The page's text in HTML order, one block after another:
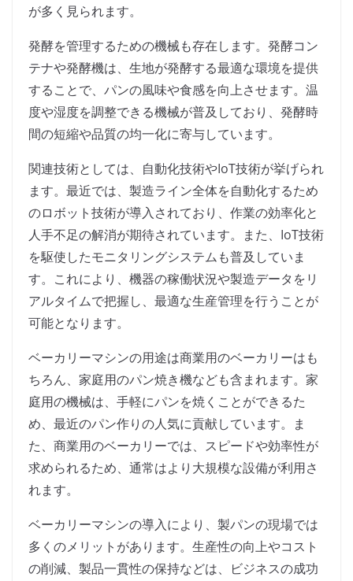
が多く見られます。
発酵を管理するための機械も存在します。発酵コン
テナや発酵機は、生地が発酵する最適な環境を提供
することで、パンの風味や食感を向上させます。温
度や湿度を調整できる機械が普及しており、発酵時
間の短縮や品質の均一化に寄与しています。
関連技術としては、自動化技術やIoT技術が挙げられ
ます。最近では、製造ライン全体を自動化するため
のロボット技術が導入されており、作業の効率化と
人手不足の解消が期待されています。また、IoT技術
を駆使したモニタリングシステムも普及していま
す。これにより、機器の稼働状況や製造データをリ
アルタイムで把握し、最適な生産管理を行うことが
可能となります。
ベーカリーマシンの用途は商業用のベーカリーはも
ちろん、家庭用のパン焼き機なども含まれます。家
庭用の機械は、手軽にパンを焼くことができるた
め、最近のパン作りの人気に貢献しています。ま
た、商業用のベーカリーでは、スピードや効率性が
求められるため、通常はより大規模な設備が利用さ
れます。
ベーカリーマシンの導入により、製パンの現場では
多くのメリットがあります。生産性の向上やコスト
の削減、製品一貫性の保持などは、ビジネスの成功